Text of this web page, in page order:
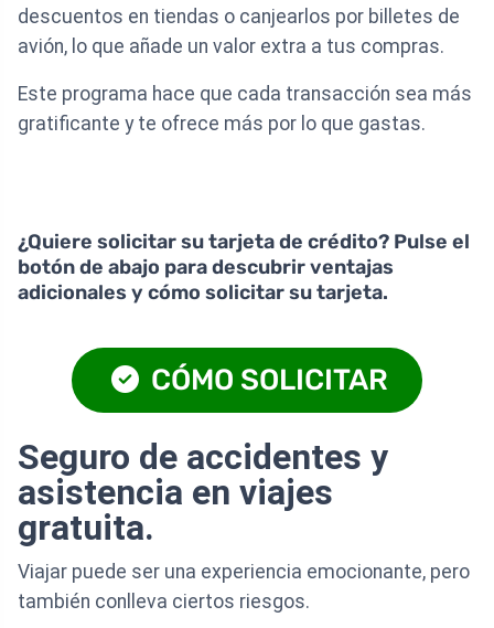
descuentos en tiendas o canjearlos por billetes de
avión, lo que añade un valor extra a tus compras.
Este programa hace que cada transacción sea más
gratificante y te ofrece más por lo que gastas.
¿Quiere solicitar su tarjeta de crédito? Pulse el
botón de abajo para descubrir ventajas
adicionales y cómo solicitar su tarjeta.
CÓMO SOLICITAR
Seguro de accidentes y
asistencia en viajes
gratuita.
Viajar puede ser una experiencia emocionante, pero
también conlleva ciertos riesgos.